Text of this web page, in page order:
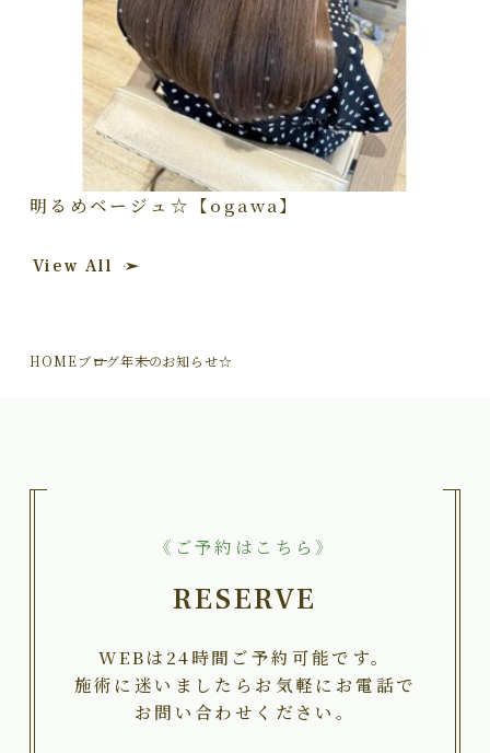
明るめベージュ☆【ogawa】
View All
HOMEブログ年末のお知らせ☆
《ご予約はこちら》
RESERVE
WEBは24時間ご予約可能です。
施術に迷いましたらお気軽にお電話で
お問い合わせください。